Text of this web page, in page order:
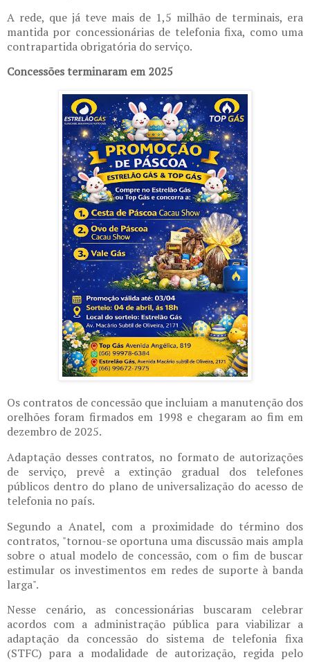
A rede, que já teve mais de 1,5 milhão de terminais, era
mantida por concessionárias de telefonia fixa, como uma
contrapartida obrigatória do serviço.
Concessões terminaram em 2025
Os contratos de concessão que incluiam a manutenção dos
orelhões foram firmados em 1998 e chegaram ao fim em
dezembro de 2025.
Adaptação desses contratos, no formato de autorizações
de serviço, prevê a extinção gradual dos telefones
públicos dentro do plano de universalização do acesso de
telefonia no país.
Segundo a Anatel, com a proximidade do término dos
contratos, "tornou-se oportuna uma discussão mais ampla
sobre o atual modelo de concessão, com o fim de buscar
estimular os investimentos em redes de suporte à banda
larga".
Nesse cenário, as concessionárias buscaram celebrar
acordos com a administração pública para viabilizar a
adaptação da concessão do sistema de telefonia fixa
(STFC) para a modalidade de autorização, regida pelo